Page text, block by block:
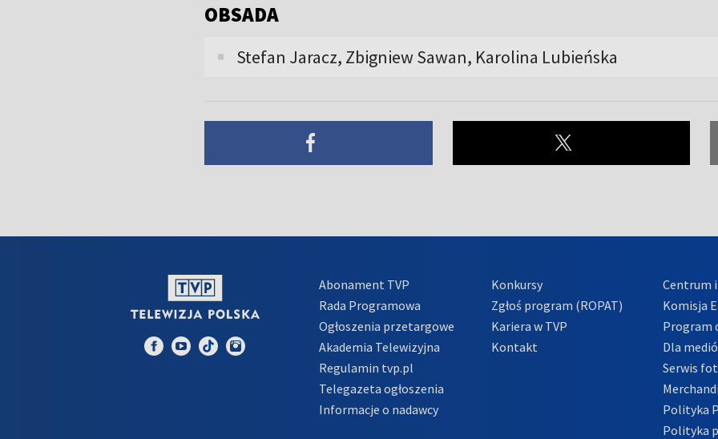
OBSADA
Stefan Jaracz, Zbigniew Sawan, Karolina Lubieńska
Abonament TVP
Rada Programowa
Ogłoszenia przetargowe
Akademia Telewizyjna
Regulamin tvp.pl
Telegazeta ogłoszenia
Informacje o nadawcy
Konkursy
Zgłoś program (ROPAT)
Kariera w TVP
Kontakt
Centrum
Komisja
Program
Dla
Serwis
Polityka
Polityka